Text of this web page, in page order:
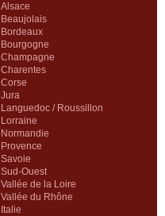
Alsace
Beaujolais
Bordeaux
Bourgogne
Champagne
Charentes
Corse
Jura
Languedoc / Roussillon
Lorraine
Normandie
Provence
Savoie
Sud-Ouest
Vallée de la Loire
Vallée du Rhône
Italie